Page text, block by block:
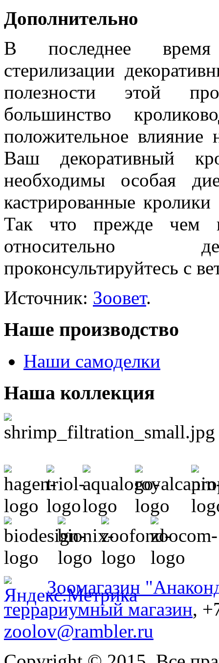
Дополнительно
В последнее время
стерилизации
полезности этой
большинство
положительное влияние
Ваш декоративный
необходимы особая
кастрированные
Так что прежде чем
относительно
проконсультируйтесь с
Источник: Зоовет.
Наше производство
Наши самоделки
Наша коллекция
Зоомагазин
террариумный магазин,
zoolov@rambler.ru